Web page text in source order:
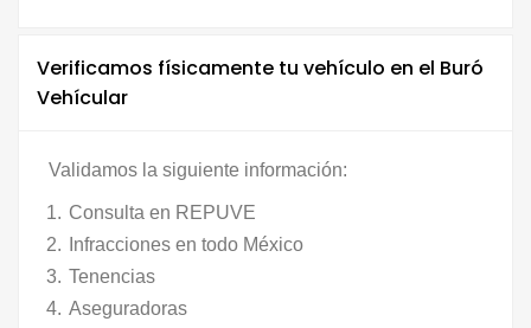
Verificamos físicamente tu vehículo en el Buró
Vehícular
Validamos la siguiente información:
Consulta en REPUVE
Infracciones en todo México
Tenencias
Aseguradoras